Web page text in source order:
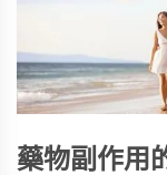
藥物副作用